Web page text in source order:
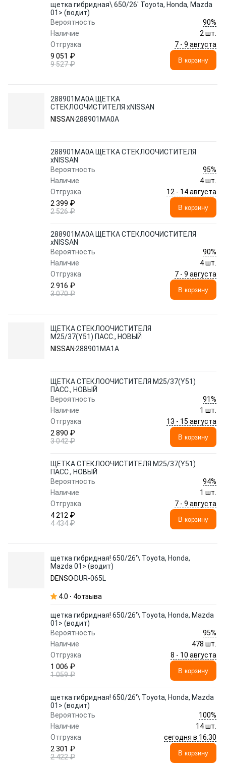
щетка гибридная\ 650/26' Toyota, Honda, Mazda
01> (водит)
Вероятность
90%
Наличие
2 шт.
Отгрузка
7 - 9 августа
9 051 ₽
9 527 ₽
В корзину
288901MA0A ЩЕТКА
СТЕКЛООЧИСТИТЕЛЯ xNISSAN
NISSAN 288901MA0A
288901MA0A ЩЕТКА СТЕКЛООЧИСТИТЕЛЯ
xNISSAN
Вероятность
95%
Наличие
4 шт.
Отгрузка
12 - 14 августа
2 399 ₽
2 526 ₽
В корзину
288901MA0A ЩЕТКА СТЕКЛООЧИСТИТЕЛЯ
xNISSAN
Вероятность
90%
Наличие
4 шт.
Отгрузка
7 - 9 августа
2 916 ₽
3 070 ₽
В корзину
ЩЕТКА СТЕКЛООЧИСТИТЕЛЯ
M25/37(Y51) ПАСС., НОВЫЙ
NISSAN 288901MA1A
ЩЕТКА СТЕКЛООЧИСТИТЕЛЯ M25/37(Y51)
ПАСС., НОВЫЙ
Вероятность
91%
Наличие
1 шт.
Отгрузка
13 - 15 августа
2 890 ₽
3 042 ₽
В корзину
ЩЕТКА СТЕКЛООЧИСТИТЕЛЯ M25/37(Y51)
ПАСС., НОВЫЙ
Вероятность
94%
Наличие
1 шт.
Отгрузка
7 - 9 августа
4 212 ₽
4 434 ₽
В корзину
щетка гибридная! 650/26'\ Toyota, Honda,
Mazda 01> (водит)
DENSO DUR-065L
4.0 4отзыва
щетка гибридная! 650/26'\ Toyota, Honda, Mazda
01> (водит)
Вероятность
95%
Наличие
478 шт.
Отгрузка
8 - 10 августа
1 006 ₽
1 059 ₽
В корзину
щетка гибридная! 650/26'\ Toyota, Honda, Mazda
01> (водит)
Вероятность
100%
Наличие
14 шт.
Отгрузка
сегодня в 16:30
2 301 ₽
2 422 ₽
В корзину